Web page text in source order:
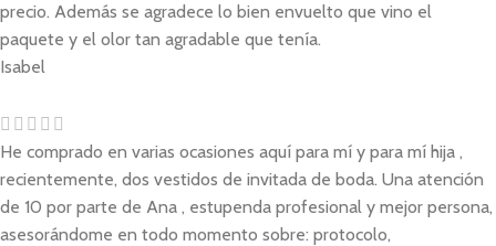
precio. Además se agradece lo bien envuelto que vino el
paquete y el olor tan agradable que tenía.
Isabel
He comprado en varias ocasiones aquí para mí y para mí hija ,
recientemente, dos vestidos de invitada de boda. Una atención
de 10 por parte de Ana , estupenda profesional y mejor persona,
asesorándome en todo momento sobre: protocolo,